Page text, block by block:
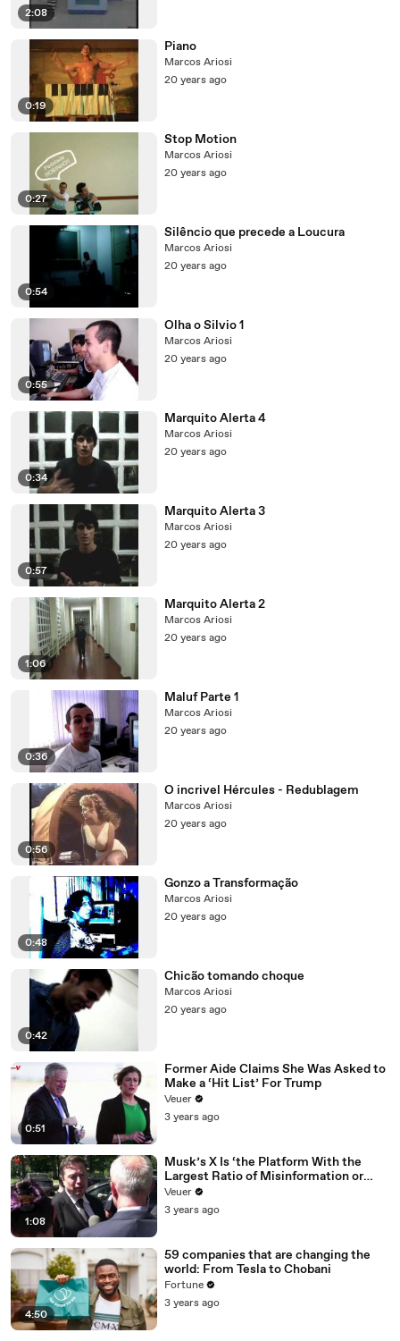
2:08
0:19
Piano
Marcos Ariosi
20 years ago
0:27
Stop Motion
Marcos Ariosi
20 years ago
0:54
Silêncio que precede a Loucura
Marcos Ariosi
20 years ago
0:55
Olha o Silvio 1
Marcos Ariosi
20 years ago
0:34
Marquito Alerta 4
Marcos Ariosi
20 years ago
0:57
Marquito Alerta 3
Marcos Ariosi
20 years ago
1:06
Marquito Alerta 2
Marcos Ariosi
20 years ago
0:36
Maluf Parte 1
Marcos Ariosi
20 years ago
0:56
O incrivel Hércules - Redublagem
Marcos Ariosi
20 years ago
0:48
Gonzo a Transformação
Marcos Ariosi
20 years ago
0:42
Chicão tomando choque
Marcos Ariosi
20 years ago
0:51
Former Aide Claims She Was Asked to
Make a ‘Hit List’ For Trump
Veuer
3 years ago
1:08
Musk’s X Is ‘the Platform With the
Largest Ratio of Misinformation or
Disinformation’ Amongst All Social
Media Platforms
Veuer
3 years ago
4:50
59 companies that are changing the
world: From Tesla to Chobani
Fortune
3 years ago